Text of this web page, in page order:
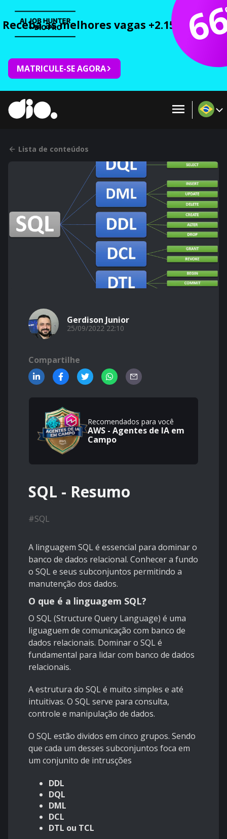
Receba as melhores vagas +2.150 cursos
MATRICULE-SE AGORA
Lista de conteúdos
Gerdison Junior
25/09/2022 22:10
Compartilhe
Recomendados para você
AWS - Agentes de IA em
Campo
SQL - Resumo
#SQL
A linguagem SQL é essencial para dominar o
banco de dados relacional. Conhecer a fundo
o SQL e seus subconjuntos permitindo a
manutenção dos dados.
O que é a linguagem SQL?
O SQL (Structure Query Language) é uma
liguaguem de comunicação com banco de
dados relacionais. Dominar o SQL é
fundamental para lidar com banco de dados
relacionais.
A estrutura do SQL é muito simples e até
intuitivas. O SQL serve para consulta,
controle e manipulação de dados.
O SQL estão dividos em cinco grupos. Sendo
que cada um desses subconjuntos foca em
um conjunito de intrusções
DDL
DQL
DML
DCL
DTL ou TCL